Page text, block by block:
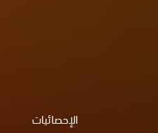
الإحصائيات